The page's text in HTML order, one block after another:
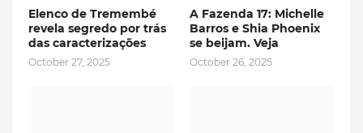
Elenco de Tremembé
revela segredo por trás
das caracterizações
October 27, 2025
A Fazenda 17: Michelle
Barros e Shia Phoenix
se beijam. Veja
October 26, 2025